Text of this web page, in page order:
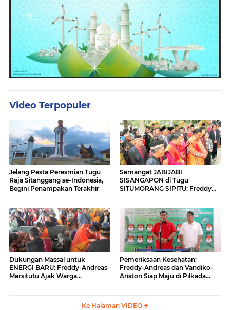
Video Terpopuler
Jelang Pesta Peresmian Tugu
Raja Sitanggang se-Indonesia,
Begini Penampakan Terakhir
Semangat JABIJABI
SISANGAPON di Tugu
SITUMORANG SIPITU: Freddy
Dukungan Massal untuk
ENERGI BARU: Freddy-Andreas
Marsitutu Ajak Warga
Pemeriksaan Kesehatan:
Freddy-Andreas dan Vandiko-
Ariston Siap Maju di Pilkada
Ke Halaman VIDEO